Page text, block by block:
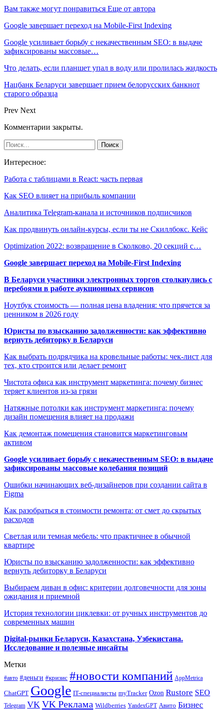
Вам также могут понравиться Еще от автора
Google завершает переход на Mobile-First Indexing
Google усиливает борьбу с некачественным SEO: в выдаче
зафиксированы массовые…
Что делать, если планшет упал в воду или пролилась жидкость
Нацбанк Беларуси завершает прием белорусских банкнот
старого образца
Prev Next
Комментарии закрыты.
Интересное:
Работа с таблицами в React: часть первая
Как SEO влияет на прибыль компании
Аналитика Telegram-канала и источников подписчиков
Как продвинуть онлайн-курсы, если ты не Скиллбокс. Кейс
Optimization 2022: возвращение в Сколково, 20 секций с…
Google завершает переход на Mobile-First Indexing
В Беларуси участники электронных торгов столкнулись с
перебоями в работе аукционных сервисов
Ноутбук стоимость — полная цена владения: что прячется за
ценником в 2026 году
Юристы по взысканию задолженности: как эффективно
вернуть дебиторку в Беларуси
Как выбрать подрядчика на кровельные работы: чек-лист для
тех, кто строится или делает ремонт
Чистота офиса как инструмент маркетинга: почему бизнес
теряет клиентов из-за грязи
Натяжные потолки как инструмент маркетинга: почему
дизайн помещения влияет на продажи
Как демонтаж помещения становится маркетинговым
активом
Google усиливает борьбу с некачественным SEO: в выдаче
зафиксированы массовые колебания позиций
Ошибки начинающих веб-дизайнеров при создании сайта в
Figma
Как разобраться в стоимости ремонта: от смет до скрытых
расходов
Светлая или темная мебель: что практичнее в обычной
квартире
Юристы по взысканию задолженности: как эффективно
вернуть дебиторку в Беларуси
Выбираем диван в офис: критерии долговечности для зоны
ожидания и приемной
История технологии циклевки: от ручных инструментов до
современных машин
Digital-рынки Беларуси, Казахстана, Узбекистана.
Исследование и полезные инсайты
Метки
#авто #деньги #кризис #новости компаний AppMetrica
ChatGPT Google IT-специалисты myTracker Ozon Rustore SEO
Telegram VK VK Реклама Wildberries YandexGPT Авито Бизнес